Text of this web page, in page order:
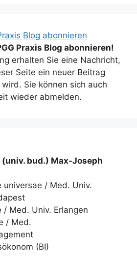
Praxis Blog abonnieren!
erhalten Sie eine Nachricht,
Seite ein neuer Beitrag
Sie können sich auch
wieder abmelden.
(univ. bud.) Max-Joseph
universae / Med. Univ.
/ Med. Univ. Erlangen
/ Med.
(BI)